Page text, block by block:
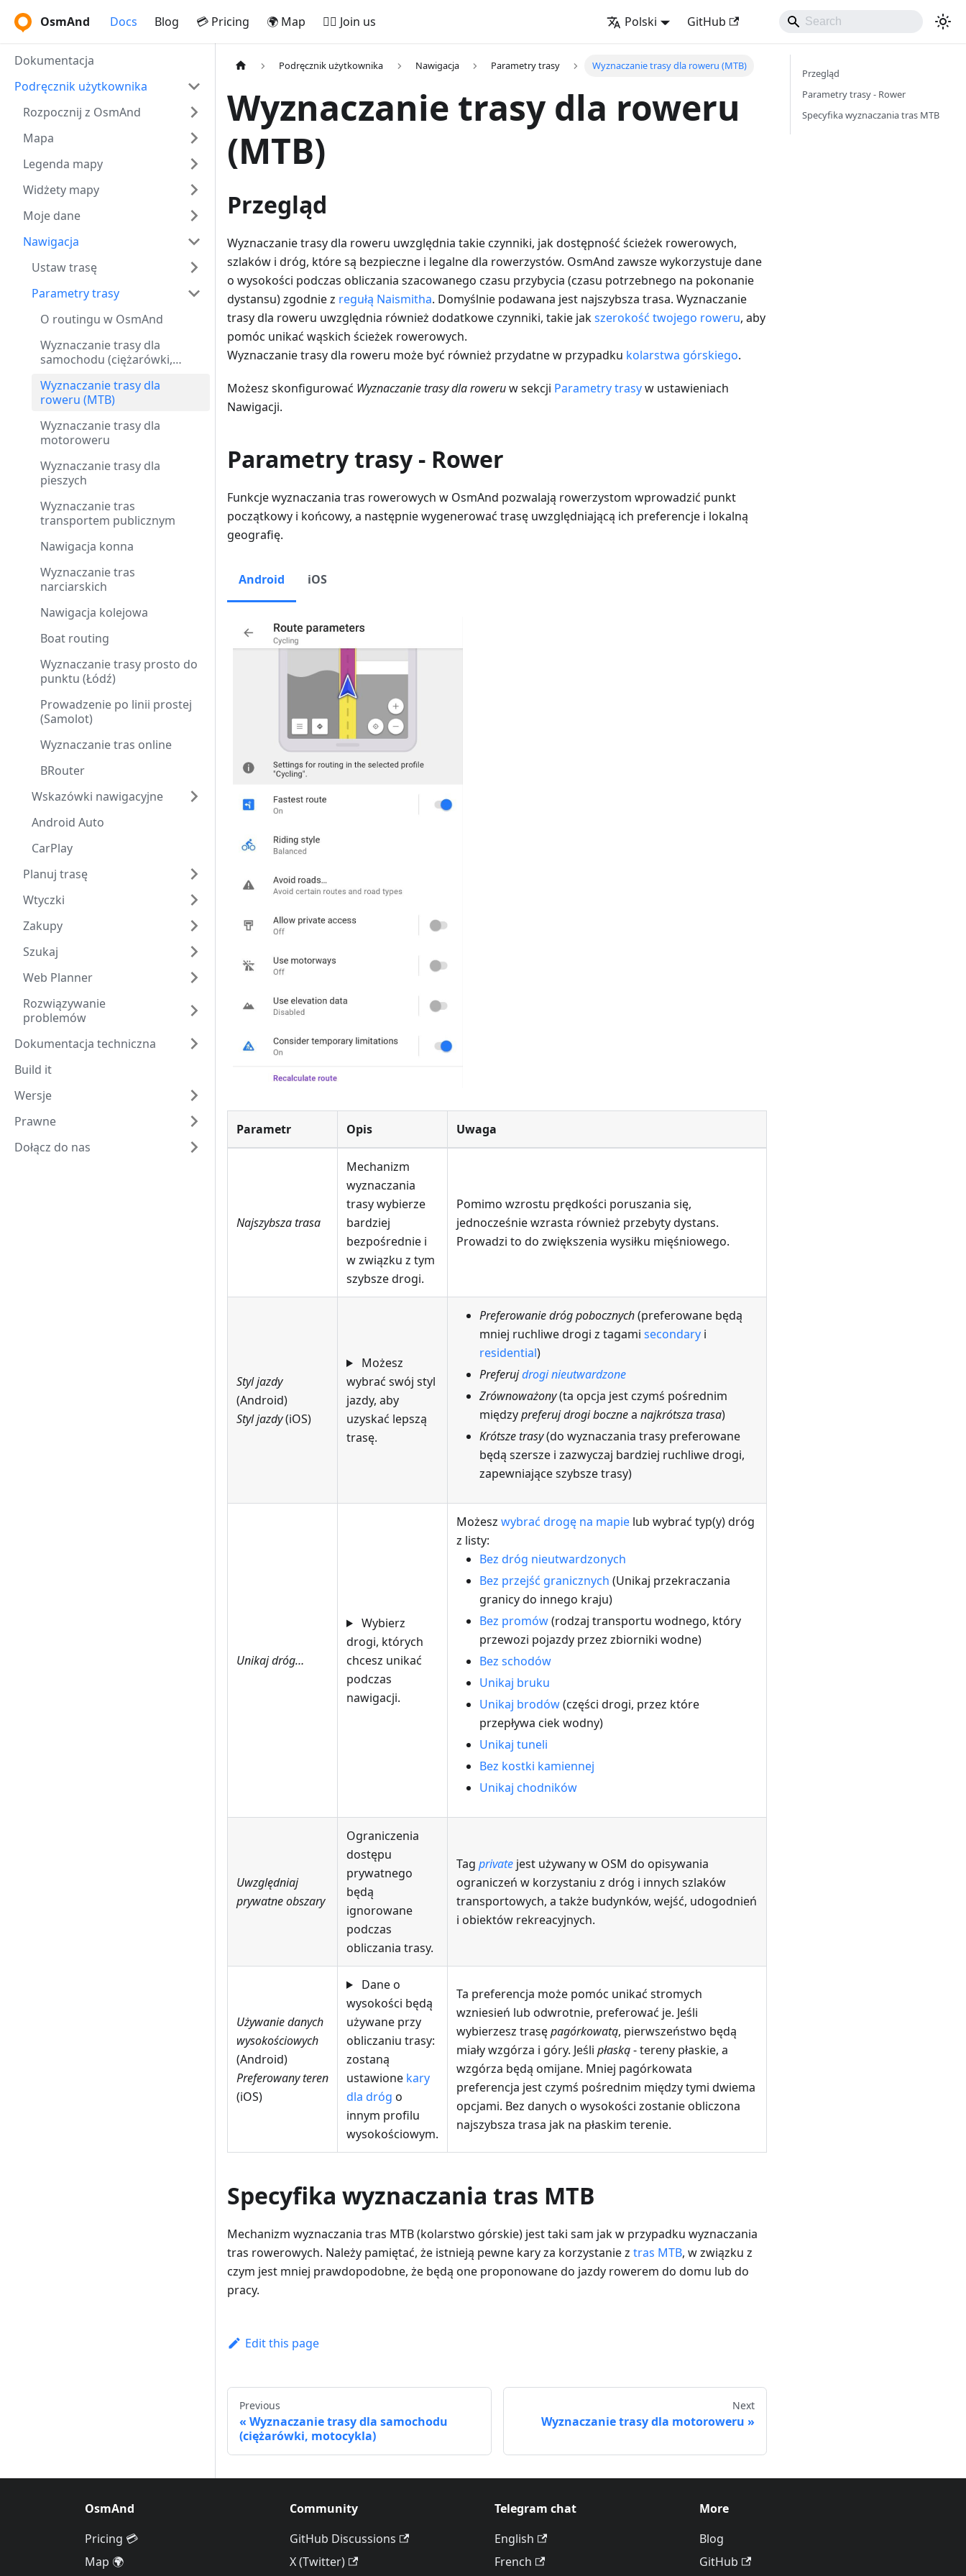
OsmAnd Docs Blog 💳 Pricing 🌍 Map 🚵‍♂️ Join us Polski GitHub
Dokumentacja
Podręcznik użytkownika
Rozpocznij z OsmAnd
Mapa
Legenda mapy
Widżety mapy
Moje dane
Nawigacja
Ustaw trasę
Parametry trasy
O routingu w OsmAnd
Wyznaczanie trasy dla
samochodu (ciężarówki,
Wyznaczanie trasy dla
roweru (MTB)
Wyznaczanie trasy dla
motoroweru
Wyznaczanie trasy dla
pieszych
Wyznaczanie tras
transportem publicznym
Nawigacja konna
Wyznaczanie tras
narciarskich
Nawigacja kolejowa
Boat routing
Wyznaczanie trasy prosto do
punktu (Łódź)
Prowadzenie po linii prostej
(Samolot)
Wyznaczanie tras online
BRouter
Wskazówki nawigacyjne
Android Auto
CarPlay
Planuj trasę
Wtyczki
Zakupy
Szukaj
Web Planner
Rozwiązywanie
problemów
Dokumentacja techniczna
Build it
Wersje
Prawne
Dołącz do nas
Podręcznik użytkownika Nawigacja Parametry trasy Wyznaczanie trasy dla roweru (MTB)
Wyznaczanie trasy dla roweru
(MTB)
Przegląd
Wyznaczanie trasy dla roweru uwzględnia takie czynniki, jak dostępność ścieżek rowerowych,
szlaków i dróg, które są bezpieczne i legalne dla rowerzystów. OsmAnd zawsze wykorzystuje dane
o wysokości podczas obliczania szacowanego czasu przybycia (czasu potrzebnego na pokonanie
dystansu) zgodnie z regułą Naismitha. Domyślnie podawana jest najszybsza trasa. Wyznaczanie
trasy dla roweru uwzględnia również dodatkowe czynniki, takie jakszerokość twojego roweru, aby
pomóc unikać wąskich ścieżek rowerowych.
Wyznaczanie trasy dla roweru może być również przydatne w przypadku kolarstwa górskiego.
Możesz skonfigurować Wyznaczanie trasy dla roweruw sekcji Parametry trasyw ustawieniach
Nawigacji.
Parametry trasy - Rower
Funkcje wyznaczania tras rowerowych w OsmAnd pozwalają rowerzystom wprowadzić punkt
początkowy i końcowy, a następnie wygenerować trasę uwzględniającą ich preferencje i lokalną
geografię.
Android iOS
Parametr Opis Uwaga
Najszybsza trasa
Mechanizm
wyznaczania
trasy wybierze
bardziej
bezpośrednie i
w związku z tym
szybsze drogi.
Pomimo wzrostu prędkości poruszania się,
jednocześnie wzrasta również przebyty dystans.
Prowadzi to do zwiększenia wysiłku mięśniowego.
Styl jazdy
(Android)
Styl jazdy(iOS)
Możesz
wybrać swój styl
jazdy, aby
uzyskać lepszą
trasę.
Preferowanie dróg pobocznych(preferowane będą
mniej ruchliwe drogi z tagami secondary i
residential)
Preferujdrogi nieutwardzone
Zrównoważony(ta opcja jest czymś pośrednim
międzypreferuj drogi bocznea najkrótsza trasa)
Krótsze trasy(do wyznaczania trasy preferowane
będą szersze i zazwyczaj bardziej ruchliwe drogi,
zapewniające szybsze trasy)
Unikaj dróg…
Wybierz
drogi, których
chcesz unikać
podczas
nawigacji.
Możesz wybrać drogę na mapie lub wybrać typ(y) dróg
z listy:
Bez dróg nieutwardzonych
Bez przejść granicznych (Unikaj przekraczania
granicy do innego kraju)
Bez promów(rodzaj transportu wodnego, który
przewozi pojazdy przez zbiorniki wodne)
Bez schodów
Unikaj bruku
Unikaj brodów(części drogi, przez które
przepływa ciek wodny)
Unikaj tuneli
Bez kostki kamiennej
Unikaj chodników
Uwzględniaj
prywatne obszary
Ograniczenia
dostępu
prywatnego
będą
ignorowane
podczas
obliczania trasy.
Tag private jest używany w OSM do opisywania
ograniczeń w korzystaniu z dróg i innych szlaków
transportowych, a także budynków, wejść, udogodnień
i obiektów rekreacyjnych.
Używanie danych
wysokościowych
(Android)
Preferowany teren
(iOS)
Dane o
wysokości będą
używane przy
obliczaniu trasy:
zostaną
ustawione kary
dla dróg o
innym profilu
wysokościowym.
Ta preferencja może pomóc unikać stromych
wzniesień lub odwrotnie, preferować je. Jeśli
wybierzesz trasępagórkowatą, pierwszeństwo będą
miały wzgórza i góry. Jeśli płaską- tereny płaskie, a
wzgórza będą omijane. Mniej pagórkowata
preferencja jest czymś pośrednim między tymi dwiema
opcjami. Bez danych o wysokości zostanie obliczona
najszybsza trasa jak na płaskim terenie.
Specyfika wyznaczania tras MTB
Mechanizm wyznaczania tras MTB (kolarstwo górskie) jest taki sam jak w przypadku wyznaczania
tras rowerowych. Należy pamiętać, że istnieją pewne kary za korzystanie z tras MTB, w związku z
czym jest mniej prawdopodobne, że będą one proponowane do jazdy rowerem do domu lub do
pracy.
Edit this page
Previous
Wyznaczanie trasy dla samochodu
(ciężarówki, motocykla)
Next
Wyznaczanie trasy dla motoroweru
Przegląd
Parametry trasy - Rower
Specyfika wyznaczania tras MTB
OsmAnd
Pricing 💳
Map 🌍
Community
GitHub Discussions
X (Twitter)
Telegram chat
English
French
More
Blog
GitHub